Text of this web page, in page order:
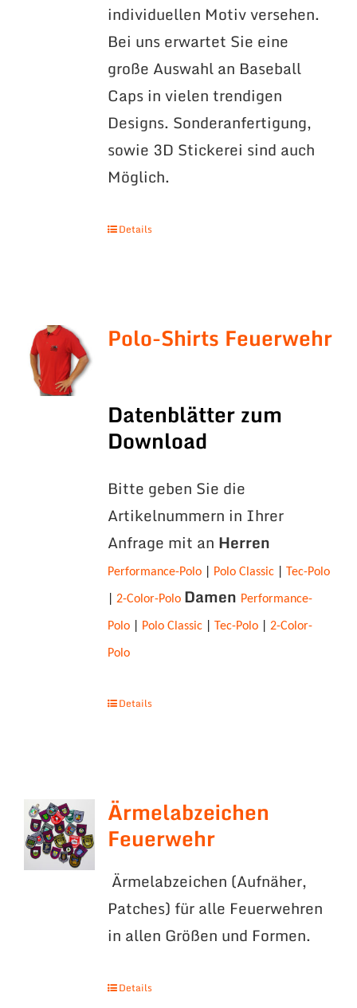
individuellen Motiv versehen.
Bei uns erwartet Sie eine
große Auswahl an Baseball
Caps in vielen trendigen
Designs. Sonderanfertigung,
sowie 3D Stickerei sind auch
Möglich.
Details
Polo-Shirts Feuerwehr
Datenblätter zum
Download
Bitte geben Sie die
Artikelnummern in Ihrer
Anfrage mit an Herren
Performance-Polo| Polo Classic| Tec-Polo
2-Color-Polo Damen Performance-
Polo| Polo Classic| Tec-Polo| 2-Color-
Polo
Details
Ärmelabzeichen
Feuerwehr
Ärmelabzeichen (Aufnäher,
Patches) für alle Feuerwehren
in allen Größen und Formen.
Details